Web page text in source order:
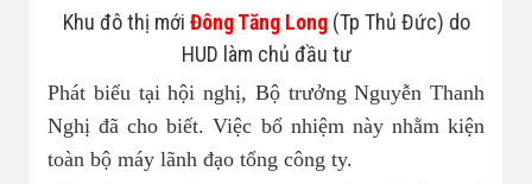
Khu đô thị mới Đông Tăng Long(Tp Thủ Đức) do
HUD làm chủ đầu tư
Phát biểu tại hội nghị, Bộ trưởng Nguyễn Thanh
Nghị đã cho biết. Việc bổ nhiệm này nhằm kiện
toàn bộ máy lãnh đạo tổng công ty.